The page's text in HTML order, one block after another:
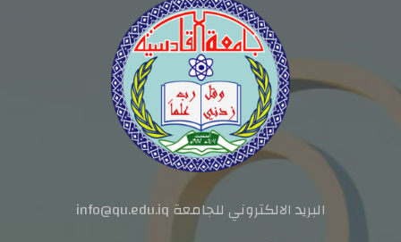
البريد الالكتروني للجامعة info@qu.edu.iq